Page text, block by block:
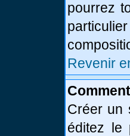
pourrez
Revenir
Créer un
éditez le